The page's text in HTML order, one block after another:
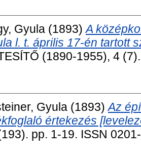
Gyula (1893)A
l. t. április 17-én tartott
(1890-1955), 4
Gyula (1893)Az
értekezés
pp. 1-19. ISSN